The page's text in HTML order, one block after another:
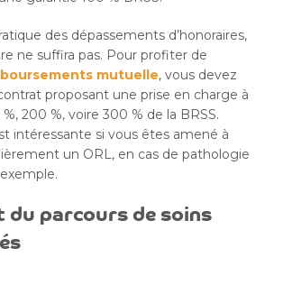
des dépassements d’honoraires,
ne suffira pas. Pour profiter de
mutuelle, vous devez
proposant une prise en charge à
200 %, voire 300 % de la BRSS.
intéressante si vous êtes amené à
un ORL, en cas de pathologie
du parcours de soins